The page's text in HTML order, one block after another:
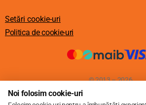
Setări cookie-uri
Politica de cookie-uri
© 2013 – 2026
Noi folosim cookie-uri